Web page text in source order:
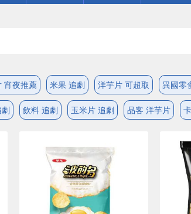
宵夜推薦 米果 追劇 洋芋片 可超取 異國零
飲料 追劇 玉米片 追劇 品客 洋芋片